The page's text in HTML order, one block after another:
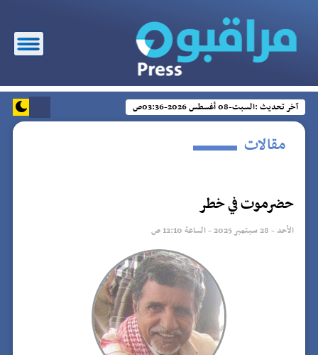
آخر تحديث :السبت-08 أغسطس 2026-03:36ص
مقالات
حضرموت في خطر
الأحد - 28 سبتمبر 2025 - الساعة 12:10 ص